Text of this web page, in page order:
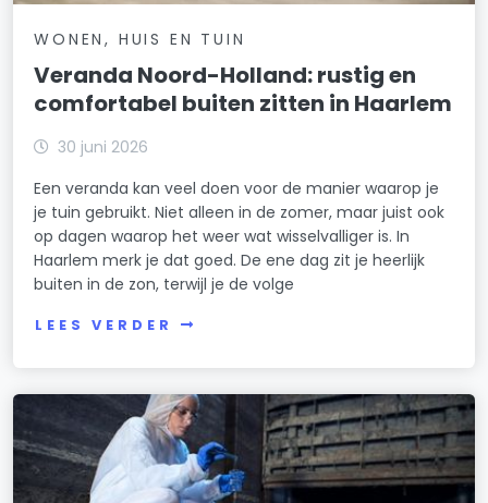
WONEN, HUIS EN TUIN
Veranda Noord-Holland: rustig en
comfortabel buiten zitten in Haarlem
30 juni 2026
Een veranda kan veel doen voor de manier waarop je
je tuin gebruikt. Niet alleen in de zomer, maar juist ook
op dagen waarop het weer wat wisselvalliger is. In
Haarlem merk je dat goed. De ene dag zit je heerlijk
buiten in de zon, terwijl je de volge
LEES VERDER